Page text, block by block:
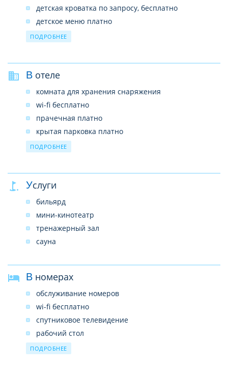
детская кроватка по запросу, бесплатно
детское меню платно
детские стульчики в ресторане
ПОДРОБНЕЕ
В отеле
комната для хранения снаряжения
wi-fi бесплатно
прачечная платно
крытая парковка платно
ресторан
конференц-зал
бар
банкомат
ПОДРОБНЕЕ
Услуги
бильярд
мини-кинотеатр
тренажерный зал
сауна
В номерах
обслуживание номеров
wi-fi бесплатно
спутниковое телевидение
рабочий стол
мини-бар
ПОДРОБНЕЕ